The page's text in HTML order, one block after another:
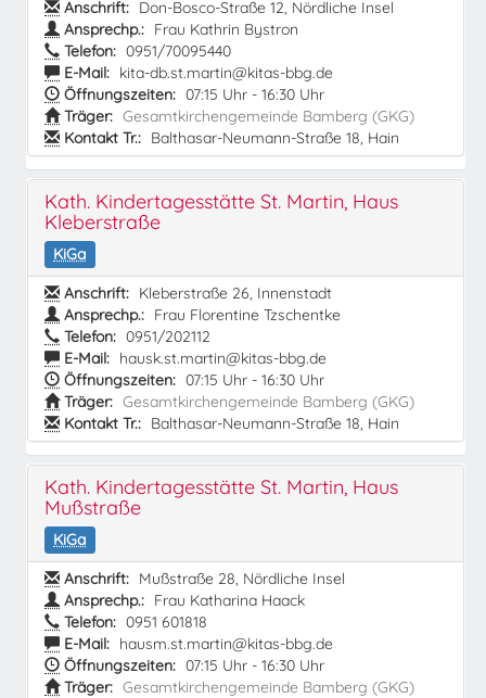
Anschrift: Don-Bosco-Straße 12, Nördliche Insel
Ansprechp.: Frau Kathrin Bystron
Telefon: 0951/70095440
E-Mail: kita-db.st.martin@kitas-bbg.de
Öffnungszeiten: 07:15 Uhr - 16:30 Uhr
Träger: Gesamtkirchengemeinde Bamberg (GKG)
Kontakt Tr.: Balthasar-Neumann-Straße 18, Hain
Kath. Kindertagesstätte St. Martin, Haus
Kleberstraße
KiGa
Anschrift: Kleberstraße 26, Innenstadt
Ansprechp.: Frau Florentine Tzschentke
Telefon: 0951/202112
E-Mail: hausk.st.martin@kitas-bbg.de
Öffnungszeiten: 07:15 Uhr - 16:30 Uhr
Träger: Gesamtkirchengemeinde Bamberg (GKG)
Kontakt Tr.: Balthasar-Neumann-Straße 18, Hain
Kath. Kindertagesstätte St. Martin, Haus
Mußstraße
KiGa
Anschrift: Mußstraße 28, Nördliche Insel
Ansprechp.: Frau Katharina Haack
Telefon: 0951 601818
E-Mail: hausm.st.martin@kitas-bbg.de
Öffnungszeiten: 07:15 Uhr - 16:30 Uhr
Träger: Gesamtkirchengemeinde Bamberg (GKG)